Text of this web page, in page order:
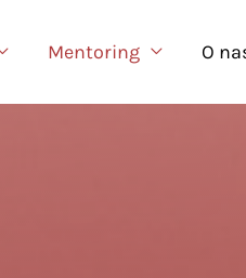
Mentoring O